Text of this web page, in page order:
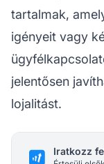
tartalmak,
igényeit vagy
jelentősen
lojalitást.
Iratkozz